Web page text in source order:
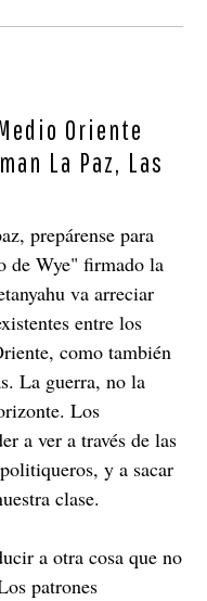
Oriente
La Paz, Las
prepárense para
de Wye" firmado la
va arreciar
entre los
como también
La guerra, no la
Los
a ver a través de las
y a sacar
clase.
a otra cosa que no
patrones